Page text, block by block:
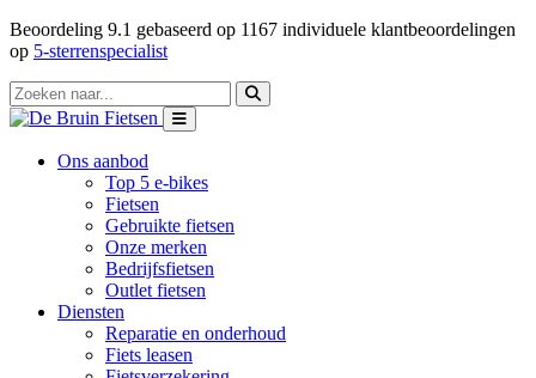
Beoordeling 9.1 gebaseerd op 1167 individuele klantbeoordelingen
op 5-sterrenspecialist
Ons aanbod
Top 5 e-bikes
Fietsen
Gebruikte fietsen
Onze merken
Bedrijfsfietsen
Outlet fietsen
Diensten
Reparatie en onderhoud
Fiets leasen